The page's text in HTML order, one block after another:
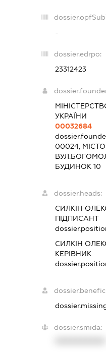
-
dossier.edrpo:
23312423
УКРАЇНИ
00032684
00024, МІСТО
БУДИНОК 10
dossier.heads:
СИЛКІН
ПІДПИСАНТ
СИЛКІН
КЕРІВНИК
dossier.smida: